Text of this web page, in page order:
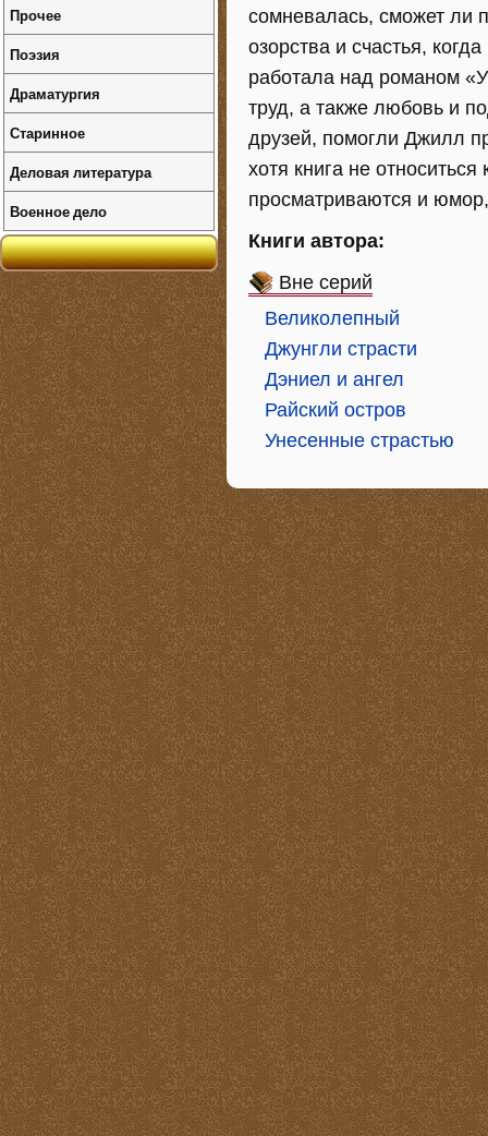
сомневалась, сможет ли
озорства и счастья,
работала над романом
труд, а также любовь и
друзей, помогли Джилл
хотя книга не
просматриваются и
Книги автора:
Вне серий
Великолепный
Джунгли страсти
Дэниел и ангел
Райский остров
Унесенные страстью
Прочее
Поэзия
Драматургия
Старинное
Деловая литература
Военное дело